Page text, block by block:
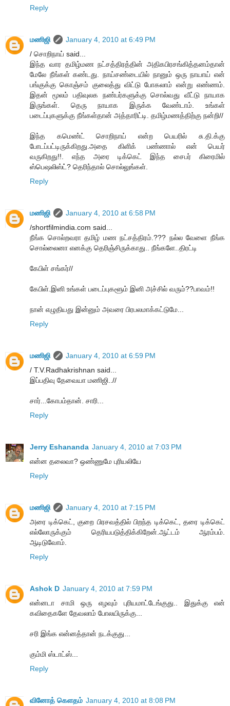
Reply
மணிஜி
January 4, 2010 at 6:49 PM
/ சொறிநாய் said...
இந்த வார தமிழ்மண நட்சத்திரத்தின் அதிகபிரசங்கித்தனம்தான்
மேலே நீங்கள் கண்டது. நாய்சண்டையில் நானும் ஒரு நாயாய் என்
பங்குக்கு கொஞ்சம் குலைத்து விட்டு போகலாம் என்று எண்ணம்.
இதன் மூலம் பதிவுலக நண்பர்களுக்கு சொல்வது வீட்டு நாயாக
இருங்கள். தெரு நாயாக இருக்க வேண்டாம். உங்கள்
படைப்புகளுக்கு நீங்கள்தான் அத்தாரிட்டி. தமிழ்மணத்திற்கு நன்றி//
இந்த கமெண்ட் சொறிநாய் என்ற பெயரில் சு.தி.க்கு
போடப்பட்டிருக்கிறது.அதை கிளிக் பண்ணால் என் பெயர்
வருகிறது!!. எந்த அரை டிக்கெட் இந்த சைபர் கிரைமில்
ஸ்பெஷலிஸ்ட்? தெரிந்தால் சொல்லுங்கள்.
Reply
மணிஜி
January 4, 2010 at 6:58 PM
/shortfilmindia.com said...
நீங்க சொல்றவரா தமிழ் மண நட்சத்திரம்.??? நல்ல வேளை நீங்க
சொல்லைனா எனக்கு தெரிஞ்சிருக்காது.. நீங்களே..திரட்டி
கேபிள் சங்கர்//
கேபிள்.இனி உங்கள் படைப்புகளூம் இனி அச்சில் வரும்??பாவம்!!
நான் எழுதியது இன்னும் அவரை பிரபலமாக்கட்டுமே...
Reply
மணிஜி
January 4, 2010 at 6:59 PM
/ T.V.Radhakrishnan said...
இப்பதிவு தேவையா மணிஜி..//
சார்...கோபம்தான். சாரி...
Reply
Jerry Eshananda January 4, 2010 at 7:03 PM
என்ன தலைவா? ஒண்ணுமே புரியலியே
Reply
மணிஜி
January 4, 2010 at 7:15 PM
அரை டிக்கெட், குறை பிரசவத்தில் பிறந்த டிக்கெட், தரை டிக்கெட்
எல்லோருக்கும் தெரியபடுத்திக்கிறேன்.ஆட்டம் ஆரம்பம்.
ஆடிடுவோம்.
Reply
Ashok D January 4, 2010 at 7:59 PM
என்னடா சாமி ஒரு எழவும் புரியமாட்டேங்குது.. இதுக்கு என்
கவிதைகளே தேவலாம் போலயிருக்கு...
சரி இங்க என்னத்தான் நடக்குது...
கும்மி ஸ்டாட்ஸ்...
Reply
வினோத் கெளதம் January 4, 2010 at 8:08 PM